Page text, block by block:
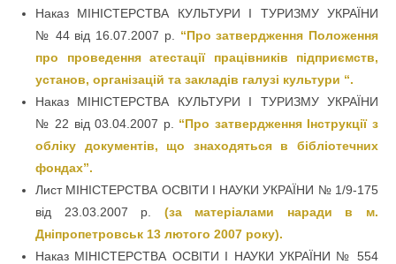
Наказ МІНІСТЕРСТВА КУЛЬТУРИ І ТУРИЗМУ УКРАЇНИ
№ 44 від 16.07.2007 р. “Про затвердження Положення
про проведення атестації працівників підприємств,
установ, організацій та закладів галузі культури “.
Наказ МІНІСТЕРСТВА КУЛЬТУРИ І ТУРИЗМУ УКРАЇНИ
№ 22 від 03.04.2007 р. “Про затвердження Інструкції з
обліку документів, що знаходяться в бібліотечних
фондах”.
Лист МІНІСТЕРСТВА ОСВІТИ І НАУКИ УКРАЇНИ № 1/9-175
від 23.03.2007 р. (за матеріалами наради в м.
Дніпропетровськ 13 лютого 2007 року).
Наказ МІНІСТЕРСТВА ОСВІТИ І НАУКИ УКРАЇНИ № 554